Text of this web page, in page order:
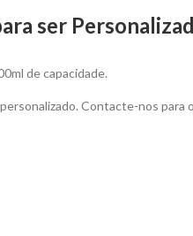
ser
de capacidade.
Contacte-nos